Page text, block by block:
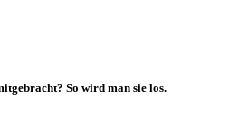
So wird man sie los.